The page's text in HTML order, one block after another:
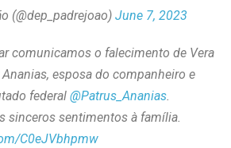
(@dep_padrejoao) June 7, 2023
comunicamos o falecimento de Vera
esposa do companheiro e
federal @Patrus_Ananias.
sinceros sentimentos à família.
C0eJVbhpmw